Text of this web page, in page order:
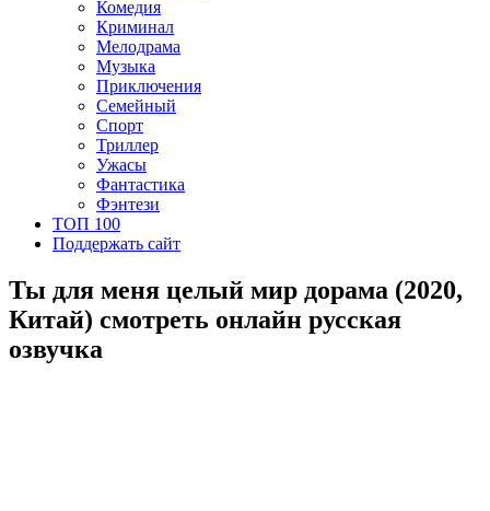
Комедия
Криминал
Мелодрама
Музыка
Приключения
Семейный
Спорт
Триллер
Ужасы
Фантастика
Фэнтези
ТОП 100
Поддержать сайт
Ты для меня целый мир дорама (2020,
Китай) смотреть онлайн русская
озвучка